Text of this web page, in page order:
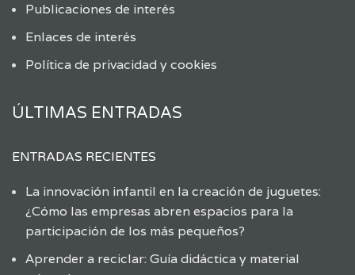
Publicaciones de interés
Enlaces de interés
Política de privacidad y cookies
ÚLTIMAS ENTRADAS
ENTRADAS RECIENTES
La innovación infantil en la creación de juguetes:
¿Cómo las empresas abren espacios para la
participación de los más pequeños?
Aprender a reciclar: Guía didáctica y material